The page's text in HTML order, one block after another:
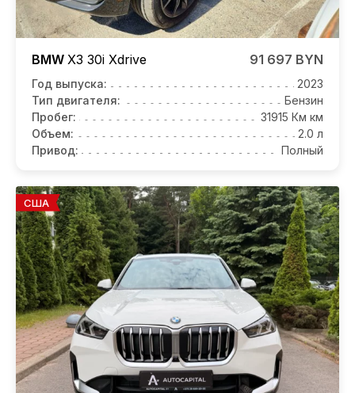
BMW X3 30i Xdrive 91 697 BYN
Год выпуска:
2023
Тип двигателя:
Бензин
Пробег:
31915 Км км
Объем:
2.0 л
Привод:
Полный
США